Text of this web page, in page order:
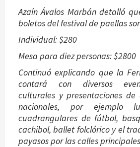
Azaín Ávalos Marbán detalló
boletos del festival de paellas
Individual: $280
Mesa para diez personas: $2800
Continuó explicando que la
contará con diversos
culturales y presentaciones
nacionales, por ejemplo
cuadrangulares de fútbol,
cachibol, ballet folclórico y el
payasos por las calles